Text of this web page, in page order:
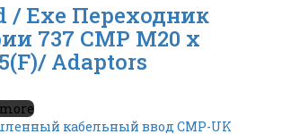
/ Exe Переходник
737 CMP M20 x
Adaptors